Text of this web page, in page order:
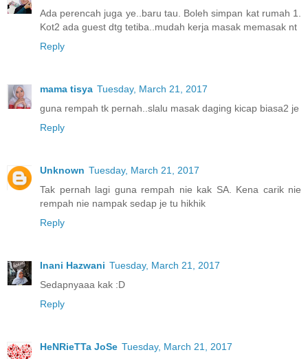
Ada perencah juga ye..baru tau. Boleh simpan kat rumah 1.
Kot2 ada guest dtg tetiba..mudah kerja masak memasak nt
Reply
mama tisya Tuesday, March 21, 2017
guna rempah tk pernah..slalu masak daging kicap biasa2 je
Reply
Unknown Tuesday, March 21, 2017
Tak pernah lagi guna rempah nie kak SA. Kena carik nie
rempah nie nampak sedap je tu hikhik
Reply
Inani Hazwani Tuesday, March 21, 2017
Sedapnyaaa kak :D
Reply
HeNRieTTa JoSe Tuesday, March 21, 2017